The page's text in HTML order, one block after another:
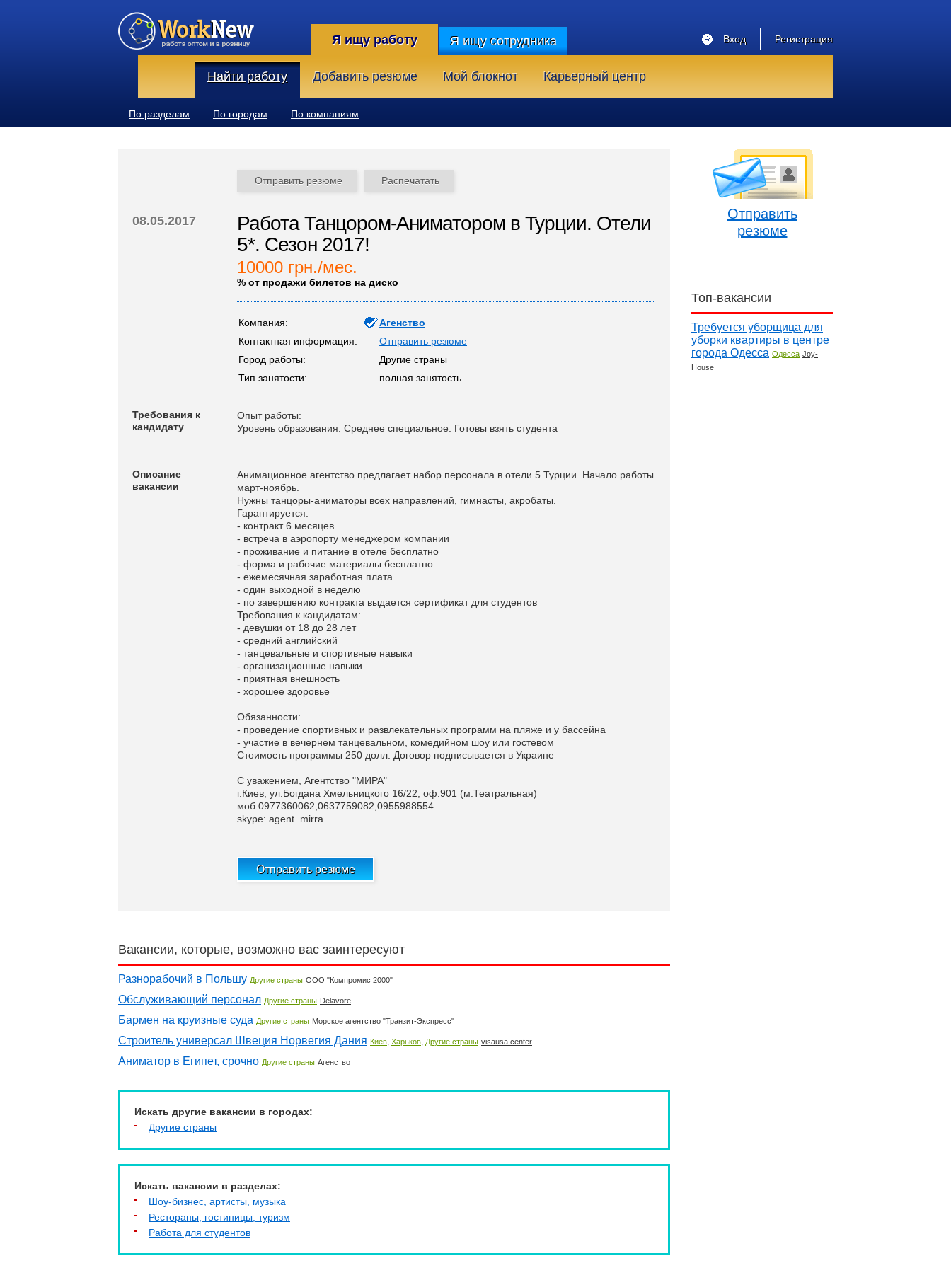
Я ищу работу Я ищу сотрудника Регистрация
Вход
Найти работу Добавить резюме Мой блокнот Карьерный центр
По разделам По городам По компаниям
Отправить резюме Распечатать
08.05.2017
Работа Танцором-Аниматором в Турции. Отели
5*. Сезон 2017!
10000 грн./мес.
% от продажи билетов на диско
Компания:
Агенство
Контактная информация:
Отправить резюме
Город работы:
Другие страны
Тип занятости:
полная занятость
Требования к
кандидату
Опыт работы:
Уровень образования: Среднее специальное. Готовы взять студента
Описание
вакансии
Анимационное агентство предлагает набор персонала в отели 5 Турции. Начало работы
март-ноябрь.
Нужны танцоры-аниматоры всех направлений, гимнасты, акробаты.
Гарантируется:
- контракт 6 месяцев.
- встреча в аэропорту менеджером компании
- проживание и питание в отеле бесплатно
- форма и рабочие материалы бесплатно
- ежемесячная заработная плата
- один выходной в неделю
- по завершению контракта выдается сертификат для студентов
Требования к кандидатам:
- девушки от 18 до 28 лет
- средний английский
- танцевальные и спортивные навыки
- организационные навыки
- приятная внешность
- хорошее здоровье
Обязанности:
- проведение спортивных и развлекательных программ на пляже и у бассейна
- участие в вечернем танцевальном, комедийном шоу или гостевом
Стоимость программы 250 долл. Договор подписывается в Украине
С уважением, Агентство "МИРА"
г.Киев, ул.Богдана Хмельницкого 16/22, оф.901 (м.Театральная)
моб.0977360062,0637759082,0955988554
skype: agent_mirra
Отправить резюме
Вакансии, которые, возможно вас заинтересуют
Разнорабочий в Польшу Другие страны ООО "Компромис 2000"
Обслуживающий персонал Другие страны Delavore
Бармен на круизные суда Другие страны Морское агентство "Транзит-Экспресс"
Строитель универсал Швеция Норвегия Дания Киев, Харьков, Другие страны visausa center
Аниматор в Египет, срочно Другие страны Агенство
Искать другие вакансии в городах:
Другие страны
Искать вакансии в разделах:
Шоу-бизнес, артисты, музыка
Рестораны, гостиницы, туризм
Работа для студентов
Отправить
резюме
Топ-вакансии
Требуется уборщица для
уборки квартиры в центре
города Одесса Одесса Joy-
House